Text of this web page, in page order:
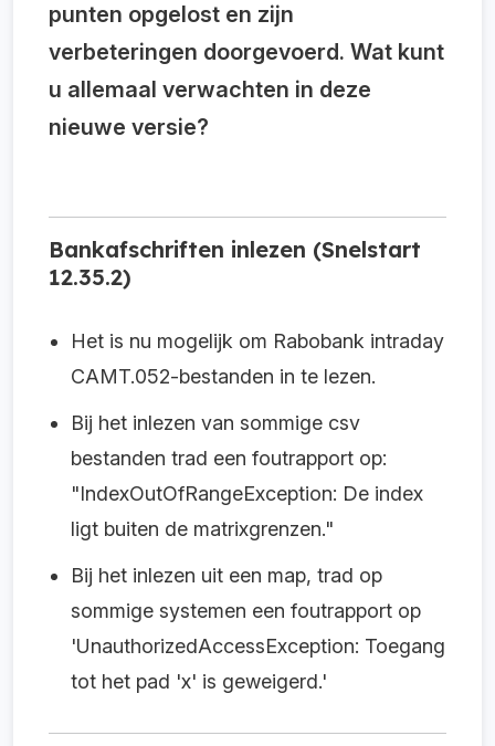
punten opgelost en zijn
verbeteringen doorgevoerd. Wat kunt
u allemaal verwachten in deze
nieuwe versie?
Bankafschriften inlezen (Snelstart
12.35.2)
Het is nu mogelijk om Rabobank intraday
CAMT.052-bestanden in te lezen.
Bij het inlezen van sommige csv
bestanden trad een foutrapport op:
"IndexOutOfRangeException: De index
ligt buiten de matrixgrenzen."
Bij het inlezen uit een map, trad op
sommige systemen een foutrapport op
'UnauthorizedAccessException: Toegang
tot het pad 'x' is geweigerd.'